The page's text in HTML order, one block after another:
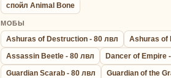
спойл Animal Bone
МОБЫ
Ashuras of Destruction - 80 лвл
Ashuras of
Assassin Beetle - 80 лвл
Dancer of Empire
Guardian Scarab - 80 лвл
Guardian of the